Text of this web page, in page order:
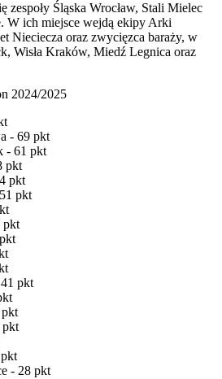
zespoły Śląska Wrocław, Stali Mielec
W ich miejsce wejdą ekipy Arki
Nieciecza oraz zwycięzca baraży, w
Wisła Kraków, Miedź Legnica oraz
2024/2025
- 69 pkt
- 61 pkt
pkt
pkt
pkt
pkt
pkt
pkt
- 28 pkt